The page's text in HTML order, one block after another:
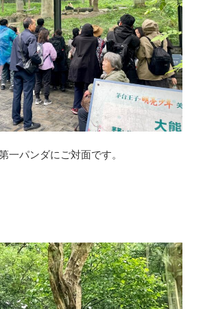
一パンダにご対面です。